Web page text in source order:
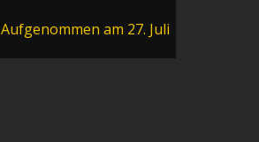
Aufgenommen am 27. Juli